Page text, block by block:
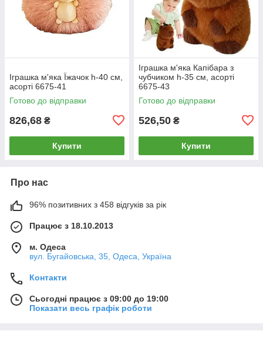
Іграшка м'яка Їжачок h-40 см,
асорті 6675-41
Готово до відправки
826,68 ₴
Купити
Іграшка м'яка Капібара з
чубчиком h-35 см, асорті
6675-43
Готово до відправки
526,50 ₴
Купити
Про нас
96% позитивних з 458 відгуків за рік
Працює з 18.10.2013
м. Одеса
вул. Бугайовська, 35, Одеса, Україна
Контакти
Сьогодні працює з 09:00 до 19:00
Показати весь графік роботи